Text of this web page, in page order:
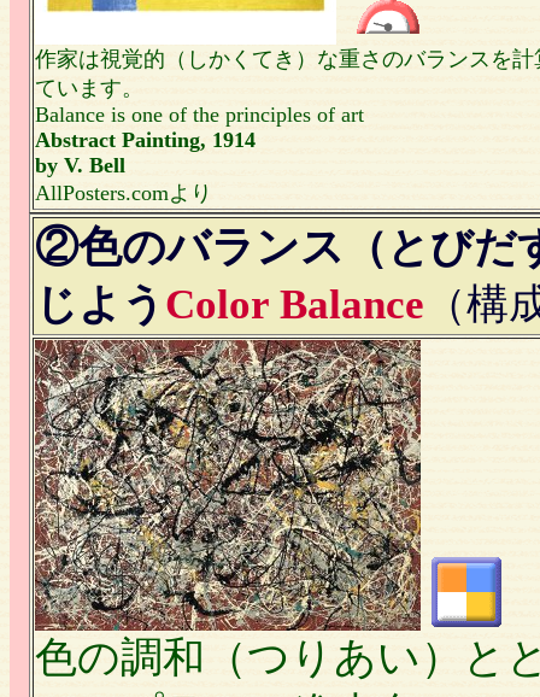
作家は視覚的（しかくてき）な重さのバランスを計
ています。
Balance is one of the principles of art
Abstract Painting, 1914
by V. Bell
AllPosters.comより
②色のバランス
（とび
じよう Color Balance （構
色の調和（つりあい）と